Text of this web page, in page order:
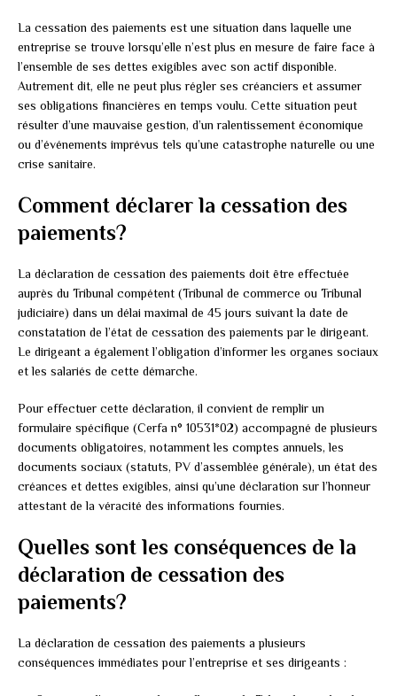
La cessation des paiements est une situation dans laquelle une
entreprise se trouve lorsqu’elle n’est plus en mesure de faire face à
l’ensemble de ses dettes exigibles avec son actif disponible.
Autrement dit, elle ne peut plus régler ses créanciers et assumer
ses obligations financières en temps voulu. Cette situation peut
résulter d’une mauvaise gestion, d’un ralentissement économique
ou d’événements imprévus tels qu’une catastrophe naturelle ou une
crise sanitaire.
Comment déclarer la cessation des
paiements?
La déclaration de cessation des paiements doit être effectuée
auprès du Tribunal compétent (Tribunal de commerce ou Tribunal
judiciaire) dans un délai maximal de 45 jours suivant la date de
constatation de l’état de cessation des paiements par le dirigeant.
Le dirigeant a également l’obligation d’informer les organes sociaux
et les salariés de cette démarche.
Pour effectuer cette déclaration, il convient de remplir un
formulaire spécifique (Cerfa n° 10531*02) accompagné de plusieurs
documents obligatoires, notamment les comptes annuels, les
documents sociaux (statuts, PV d’assemblée générale), un état des
créances et dettes exigibles, ainsi qu’une déclaration sur l’honneur
attestant de la véracité des informations fournies.
Quelles sont les conséquences de la
déclaration de cessation des
paiements?
La déclaration de cessation des paiements a plusieurs
conséquences immédiates pour l’entreprise et ses dirigeants :